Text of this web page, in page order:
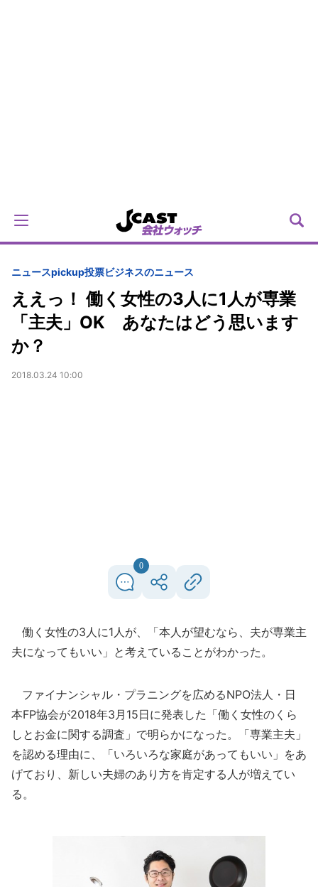
ニュースpickup投票ビジネスのニュース
ええっ！ 働く女性の3人に1人が専業
「主夫」OK あなたはどう思います
か？
2018.03.24 10:00
0
働く女性の3人に1人が、「本人が望むなら、夫が専業主
夫になってもいい」と考えていることがわかった。
ファイナンシャル・プラニングを広めるNPO法人・日
本FP協会が2018年3月15日に発表した「働く女性のくら
しとお金に関する調査」で明らかになった。「専業主夫」
を認める理由に、「いろいろな家庭があってもいい」をあ
げており、新しい夫婦のあり方を肯定する人が増えてい
る。